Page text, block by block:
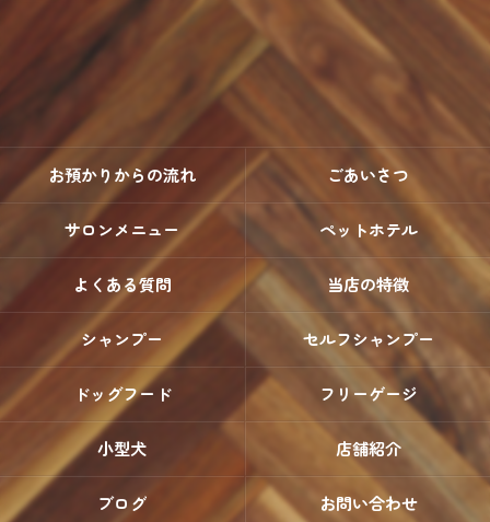
お預かりからの流れ ごあいさつ
サロンメニュー ペットホテル
よくある質問 当店の特徴
シャンプー セルフシャンプー
ドッグフード フリーゲージ
小型犬 店舗紹介
ブログ お問い合わせ